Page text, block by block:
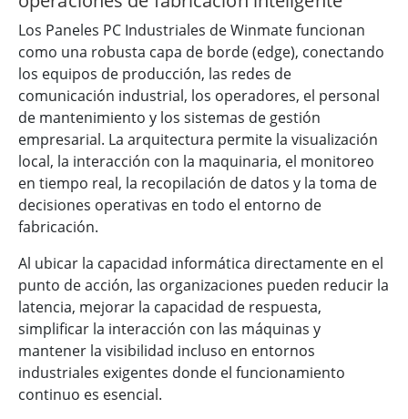
Los Paneles PC Industriales de Winmate funcionan
como una robusta capa de borde (edge), conectando
los equipos de producción, las redes de
comunicación industrial, los operadores, el personal
de mantenimiento y los sistemas de gestión
empresarial. La arquitectura permite la visualización
local, la interacción con la maquinaria, el monitoreo
en tiempo real, la recopilación de datos y la toma de
decisiones operativas en todo el entorno de
fabricación.
Al ubicar la capacidad informática directamente en el
punto de acción, las organizaciones pueden reducir la
latencia, mejorar la capacidad de respuesta,
simplificar la interacción con las máquinas y
mantener la visibilidad incluso en entornos
industriales exigentes donde el funcionamiento
continuo es esencial.